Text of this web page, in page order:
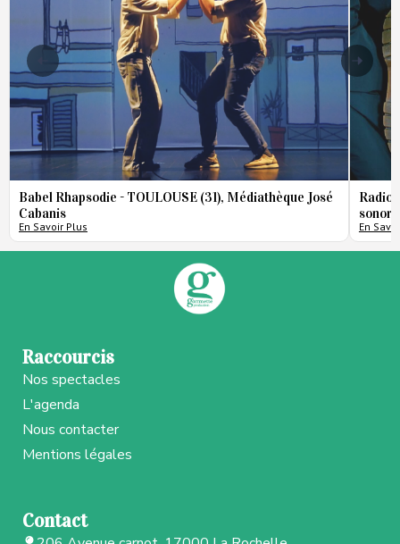
Babel Rhapsodie - TOULOUSE (31), Médiathèque José
Cabanis
En Savoir Plus
Radio
En
Raccourcis
Nos spectacles
L'agenda
Nous contacter
Mentions légales
Contact